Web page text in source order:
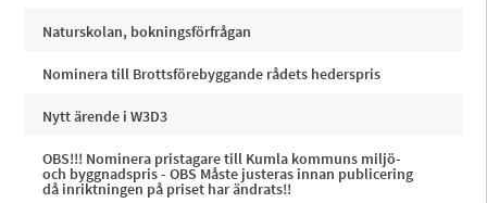
Naturskolan, bokningsförfrågan
Nominera till Brottsförebyggande rådets hederspris
Nytt ärende i W3D3
OBS!!! Nominera pristagare till Kumla kommuns miljö-
och byggnadspris - OBS Måste justeras innan publicering
då inriktningen på priset har ändrats!!